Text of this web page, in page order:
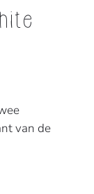
van de